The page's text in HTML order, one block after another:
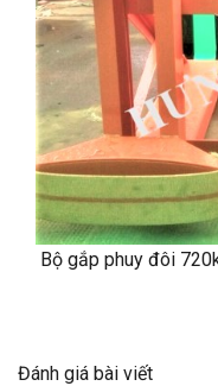
Bộ gắp phuy đôi
Đánh giá bài viết